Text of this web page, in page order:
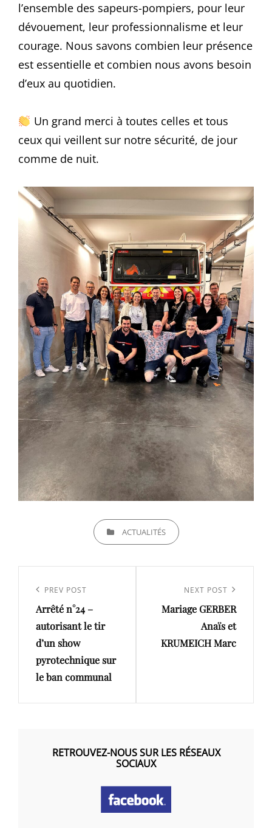
l’ensemble des sapeurs-pompiers, pour leur
dévouement, leur professionnalisme et leur
courage. Nous savons combien leur présence
est essentielle et combien nous avons besoin
d’eux au quotidien.
Un grand merci à toutes celles et tous
ceux qui veillent sur notre sécurité, de jour
comme de nuit.
CATEGORIESACTUALITÉS
l’article
Previous
Post
PREV POST
Arrêté n°24 –
autorisant le tir
d’un show
pyrotechnique sur
le ban communal
Post
NEXT POST
Mariage GERBER
Anaïs et
KRUMEICH Marc
RETROUVEZ-NOUS SUR LES RÉSEAUX
SOCIAUX